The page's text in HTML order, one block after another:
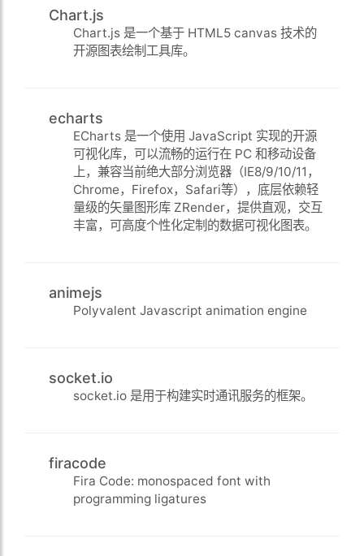
Chart.js
Chart.js 是一个基于 HTML5 canvas 技术的
开源图表绘制工具库。
echarts
ECharts 是一个使用 JavaScript 实现的开源
可视化库，可以流畅的运行在 PC 和移动设备
上，兼容当前绝大部分浏览器（IE8/9/10/11，
Chrome，Firefox，Safari等），底层依赖轻
量级的矢量图形库 ZRender，提供直观，交互
丰富，可高度个性化定制的数据可视化图表。
animejs
Polyvalent Javascript animation engine
socket.io
socket.io 是用于构建实时通讯服务的框架。
firacode
Fira Code: monospaced font with
programming ligatures